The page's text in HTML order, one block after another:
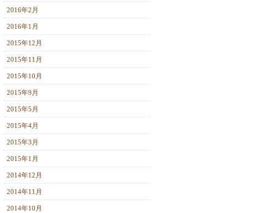
2016年2月
2016年1月
2015年12月
2015年11月
2015年10月
2015年9月
2015年5月
2015年4月
2015年3月
2015年1月
2014年12月
2014年11月
2014年10月